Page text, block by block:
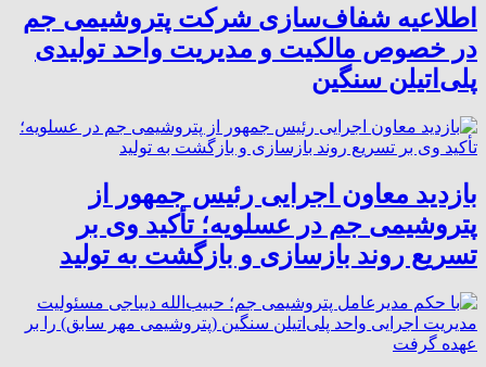
اطلاعیه شفاف‌سازی شرکت پتروشیمی جم
در خصوص مالکیت و مدیریت واحد تولیدی
پلی‌اتیلن سنگین
بازدید معاون اجرایی رئیس جمهور از
پتروشیمی جم در عسلویه؛ تأکید وی بر
تسریع روند بازسازی و بازگشت به تولید